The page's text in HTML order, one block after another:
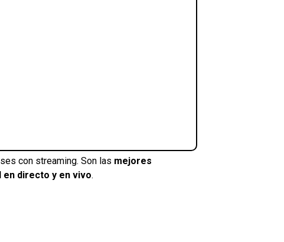
con streaming. Son las mejores
directo y en vivo.